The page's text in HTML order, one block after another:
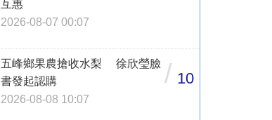
互惠
2026-08-07 00:07
五峰鄉果農搶收水梨 徐欣瑩臉
書發起認購
2026-08-08 10:07
/ 10